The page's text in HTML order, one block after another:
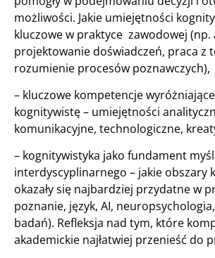
możliwości. Jakie umiejętności
kluczowe w praktyce zawodowej (np.
projektowanie doświadczeń, praca z
rozumienie procesów poznawczych),
– kluczowe kompetencje
kognitywistę – umiejętności
komunikacyjne, technologiczne,
– kognitywistyka jako fundament
interdyscyplinarnego – jakie obszary
okazały się najbardziej przydatne w
poznanie, język, AI,
badań). Refleksja nad tym, które
akademickie najłatwiej przenieść